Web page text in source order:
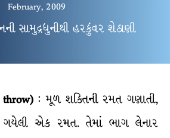
February, 2009
સામુદ્રધુનીથી હરકુંવર શેઠાણી
throw) : મૂળ શક્તિની રમત ગણાતી,
એક રમત. તેમાં ભાગ લેનાર